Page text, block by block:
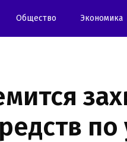
Oбщество Экономика
по